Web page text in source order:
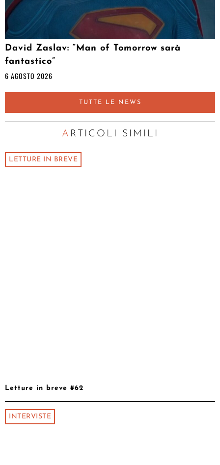
David Zaslav: “Man of Tomorrow sarà
fantastico”
6 AGOSTO 2026
TUTTE LE NEWS
ARTICOLI SIMILI
LETTURE IN BREVE
Letture in breve #62
INTERVISTE